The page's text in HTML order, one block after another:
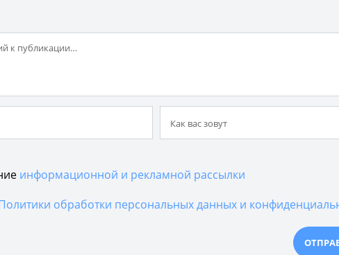
информационной и рекламной рассылки
обработки персональных данных и